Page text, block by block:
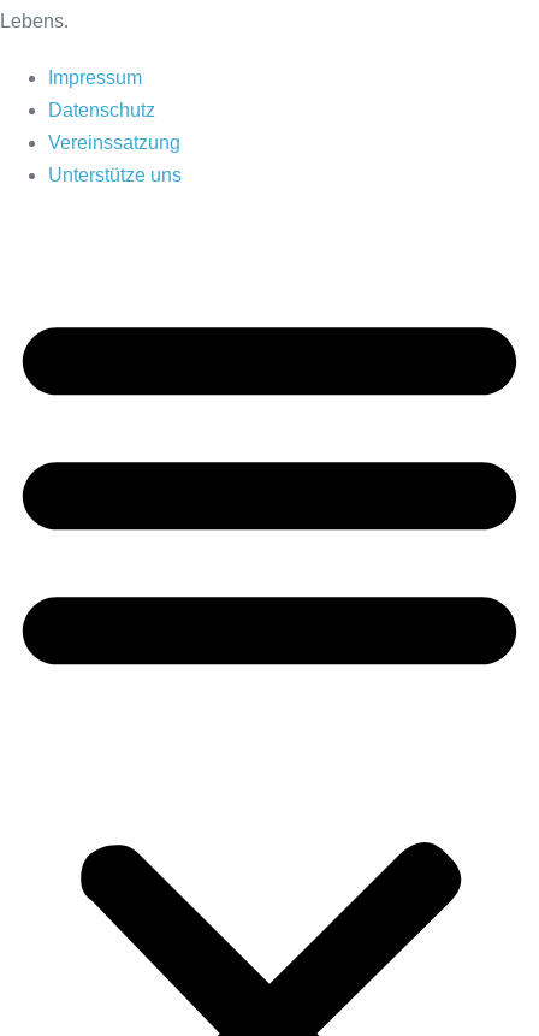
Lebens.
Impressum
Datenschutz
Vereinssatzung
Unterstütze uns